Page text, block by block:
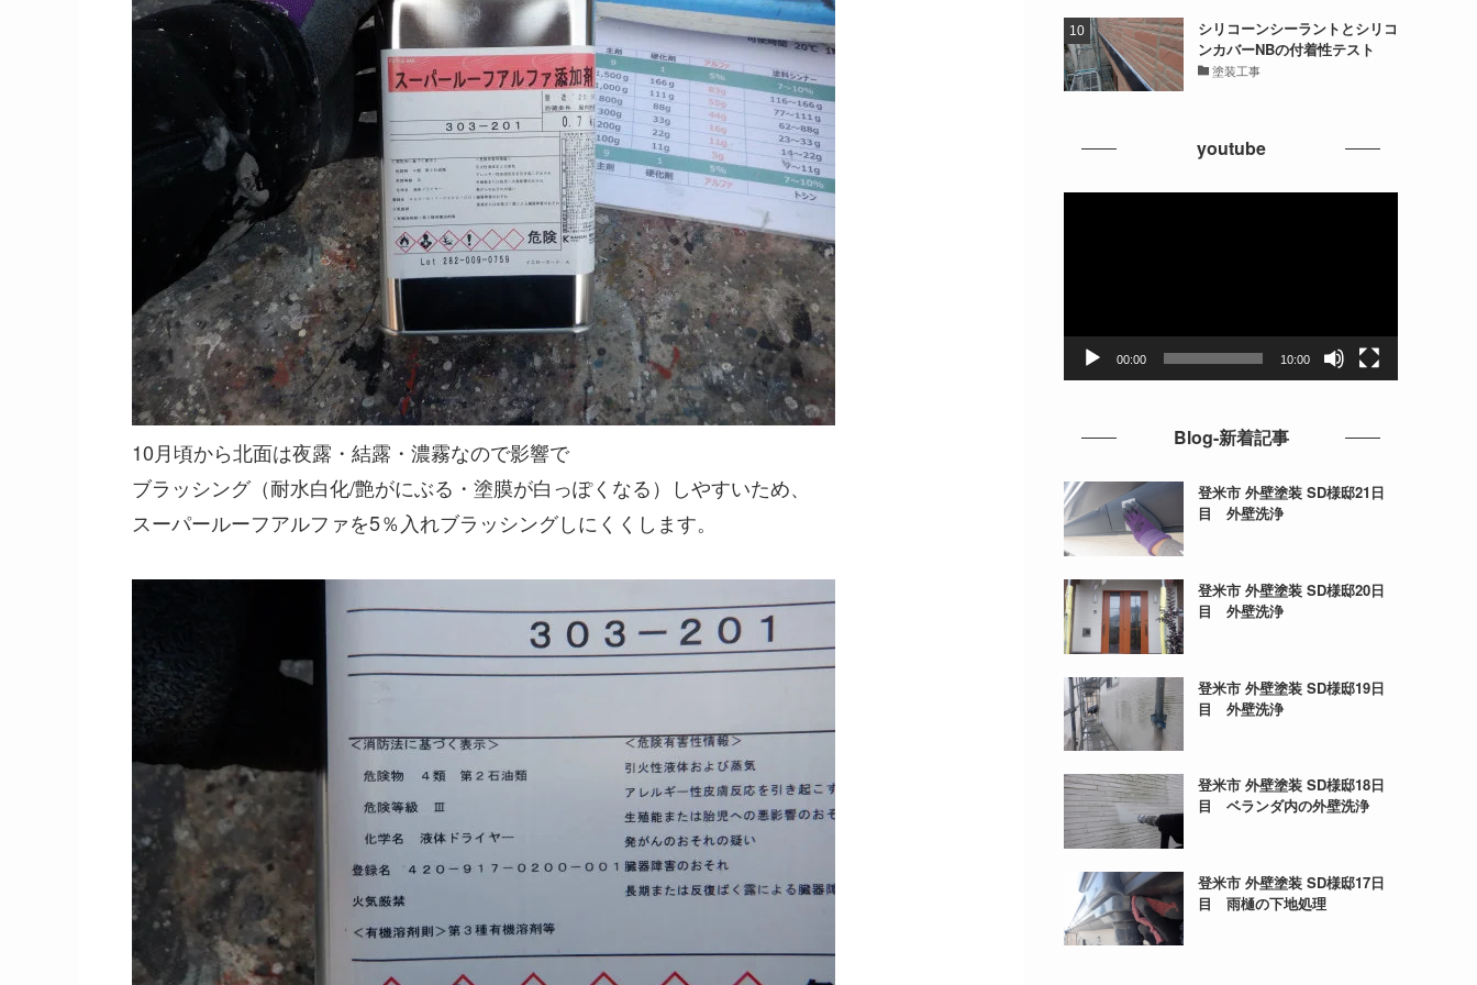
10月頃から北面は夜露・結露・濃霧なので影響で
ブラッシング（耐水白化/艶がにぶる・塗膜が白っぽくなる）しやすいため、
スーパールーフアルファを5％入れブラッシングしにくくします。
シリコーンシーラントとシリコ
ンカバーNBの付着性テスト
塗装工事
youtube
00:00 10:00
Blog-新着記事
登米市 外壁塗装 SD様邸21日
目 外壁洗浄
登米市 外壁塗装 SD様邸20日
目 外壁洗浄
登米市 外壁塗装 SD様邸19日
目 外壁洗浄
登米市 外壁塗装 SD様邸18日
目 ベランダ内の外壁洗浄
登米市 外壁塗装 SD様邸17日
目 雨樋の下地処理